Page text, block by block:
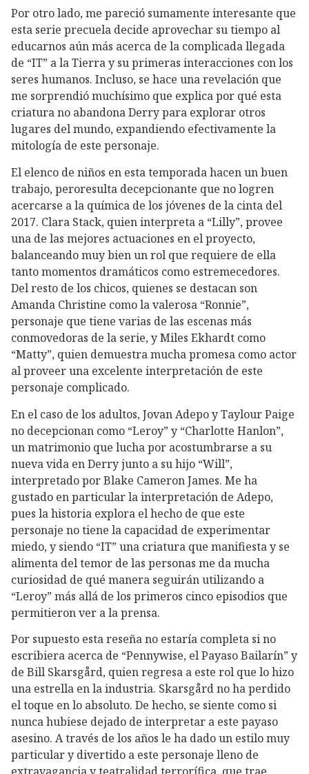
Por otro lado, me pareció sumamente interesante que
esta serie precuela decide aprovechar su tiempo al
educarnos aún más acerca de la complicada llegada
de “IT” a la Tierra y su primeras interacciones con los
seres humanos. Incluso, se hace una revelación que
me sorprendió muchísimo que explica por qué esta
criatura no abandona Derry para explorar otros
lugares del mundo, expandiendo efectivamente la
mitología de este personaje.
El elenco de niños en esta temporada hacen un buen
trabajo, peroresulta decepcionante que no logren
acercarse a la química de los jóvenes de la cinta del
2017. Clara Stack, quien interpreta a “Lilly”, provee
una de las mejores actuaciones en el proyecto,
balanceando muy bien un rol que requiere de ella
tanto momentos dramáticos como estremecedores.
Del resto de los chicos, quienes se destacan son
Amanda Christine como la valerosa “Ronnie”,
personaje que tiene varias de las escenas más
conmovedoras de la serie, y Miles Ekhardt como
“Matty”, quien demuestra mucha promesa como actor
al proveer una excelente interpretación de este
personaje complicado.
En el caso de los adultos, Jovan Adepo y Taylour Paige
no decepcionan como “Leroy” y “Charlotte Hanlon”,
un matrimonio que lucha por acostumbrarse a su
nueva vida en Derry junto a su hijo “Will”,
interpretado por Blake Cameron James. Me ha
gustado en particular la interpretación de Adepo,
pues la historia explora el hecho de que este
personaje no tiene la capacidad de experimentar
miedo, y siendo “IT” una criatura que manifiesta y se
alimenta del temor de las personas me da mucha
curiosidad de qué manera seguirán utilizando a
“Leroy” más allá de los primeros cinco episodios que
permitieron ver a la prensa.
Por supuesto esta reseña no estaría completa si no
escribiera acerca de “Pennywise, el Payaso Bailarín” y
de Bill Skarsgård, quien regresa a este rol que lo hizo
una estrella en la industria. Skarsgård no ha perdido
el toque en lo absoluto. De hecho, se siente como si
nunca hubiese dejado de interpretar a este payaso
asesino. A través de los años le ha dado un estilo muy
particular y divertido a este personaje lleno de